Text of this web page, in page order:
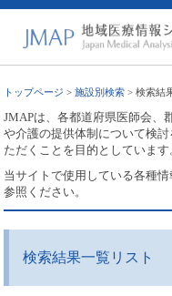
トップページ >施設別検索 > 検索結
JMAPは、各都道府県医師会、
や介護の提供体制について検
ただくことを目的としています
当サイトで使用している各種
参照ください。
検索結果一覧リスト